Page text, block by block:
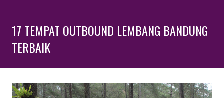
17 TEMPAT OUTBOUND LEMBANG BANDUNG
TERBAIK